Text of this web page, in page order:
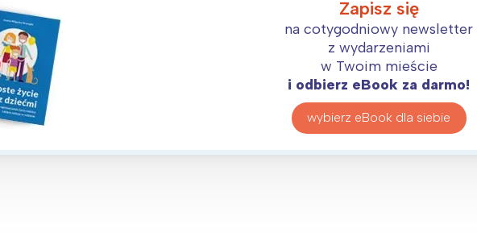
Zapisz się
na cotygodniowy newsletter
z wydarzeniami
w Twoim mieście
i odbierz eBook za darmo!
wybierz eBook dla siebie
Interesują mnie wydarzenia z tego
Śląsk
Kraków